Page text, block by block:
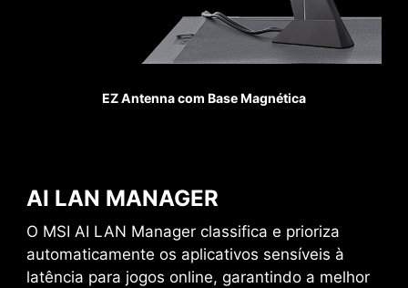
Pump Fan
EZ Antenna com Base Magnética
AI LAN MANAGER
O MSI AI LAN Manager classifica e prioriza
automaticamente os aplicativos sensíveis à
latência para jogos online, garantindo a melhor
USB FRONTAL TIPO-C
suporte a USB Frontal Tipo-C que permite que
ainda mais conveniente.